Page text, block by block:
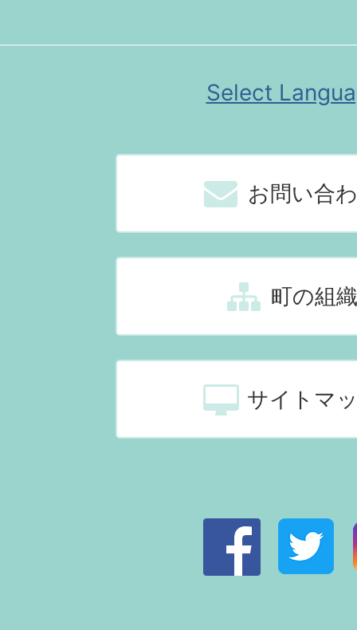
Select
お問い合
町の組織
サイトマ